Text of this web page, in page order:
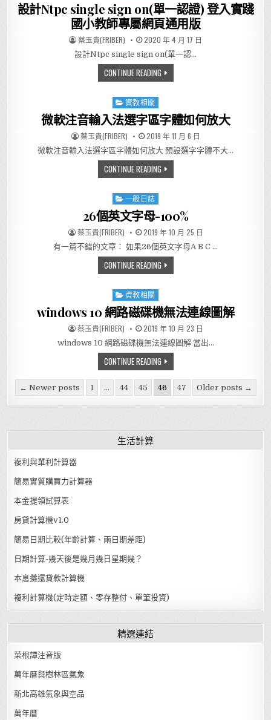
設計Ntpc single sign on(單一認證) 登入實踐
國小教師專屬網頁通用版
AUTHOR:
蔡玉貴(FRIBER) PUBLISHED DATE:
2020 年 4 月 17 日
設計Ntpc single sign on(單一認…
CONTINUE READING設計NTPC SINGLE SIGN ON(單
Posted in
資教相關
微軟注音輸入法選字區字體如何放大
AUTHOR:
蔡玉貴(FRIBER) PUBLISHED DATE:
2019 年 11 月 6 日
微軟注音輸入法選字區字體如何放大 預設選字字體不大…
CONTINUE READING微軟注音輸入法選字區字體如
Posted in
一般日誌
26個英文字母-100%
AUTHOR:
蔡玉貴(FRIBER) PUBLISHED DATE:
2019 年 10 月 25 日
有一篇不錯的文章： 如果26個英文字母A B C …
CONTINUE READING26個英文字母-100%
Posted in
資教相關
windows 10 網路磁碟機無法連線圖解
AUTHOR:
蔡玉貴(FRIBER) PUBLISHED DATE:
2019 年 10 月 23 日
windows 10 網路磁碟機無法連線圖解 當出…
CONTINUE READINGWINDOWS 10 網路磁碟機無法連
Posts pagination
← Newer posts 1 ... 44 45 46 47 Older posts →
生活計算
複利與單利計算器
簡易實質購買力計算器
本金提領試算表
房貸計算機v1.0
簡易日期比較(年齡計算、兩日期差距)
日期計算-幾天後是幾月幾日星期幾？
本息攤還貸款計算機
複利計算機(定時定額、零存整付、單筆投資)
精選連結
菜根譚注音版
萬年曆與樹林區氣象
新北高雄氣象與空品
萬年曆